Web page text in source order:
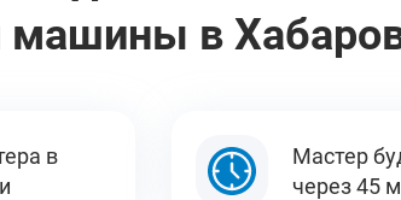
машины в
в
Мастер
через 45